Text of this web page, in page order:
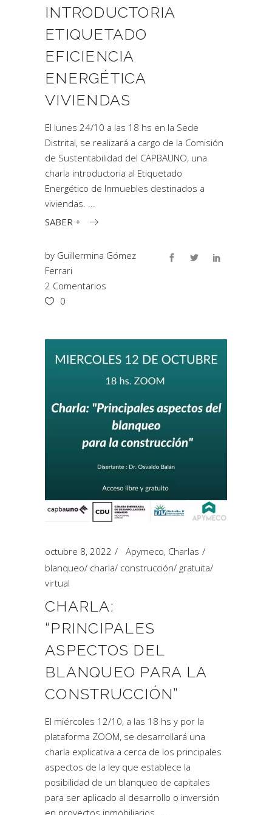
INTRODUCTORIA
ETIQUETADO
EFICIENCIA
ENERGÉTICA
VIVIENDAS
El lunes 24/10 a las 18 hs en la Sede
Distrital, se realizará a cargo de la Comisión
de Sustentabilidad del CAPBAUNO, una
charla introductoria al Etiquetado
Energético de Inmuebles destinados a
viviendas.
SABER +
by Guillermina Gómez
Ferrari
2 Comentarios
0
octubre 8, 2022 Apymeco, Charlas
blanqueo/ charla/ construcción/ gratuita/
virtual
CHARLA:
“PRINCIPALES
ASPECTOS DEL
BLANQUEO PARA LA
CONSTRUCCIÓN”
El miércoles 12/10, a las 18 hs y por la
plataforma ZOOM, se desarrollará una
charla explicativa a cerca de los principales
aspectos de la ley que establece la
posibilidad de un blanqueo de capitales
para ser aplicado al desarrollo o inversión
en proyectos inmobiliarios.